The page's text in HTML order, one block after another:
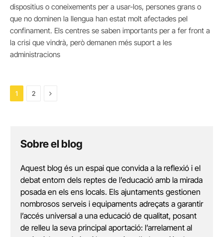
dispositius o coneixements per a usar-los, persones grans o
que no dominen la llengua han estat molt afectades pel
confinament. Els centres se saben importants per a fer front a
la crisi que vindrà, però demanen més suport a les
administracions
1 2 Next
Sobre el blog
Aquest blog és un espai que convida a la reflexió i el
debat entorn dels reptes de l’educació amb la mirada
posada en els ens locals. Els ajuntaments gestionen
nombrosos serveis i equipaments adreçats a garantir
l’accés universal a una educació de qualitat, posant
de relleu la seva principal aportació: l’arrelament al